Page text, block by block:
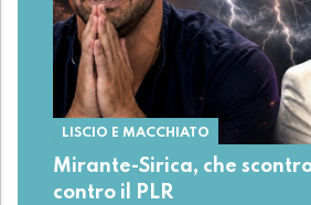
LISCIO E MACCHIATO
Mirante-Sirica, che
contro il PLR